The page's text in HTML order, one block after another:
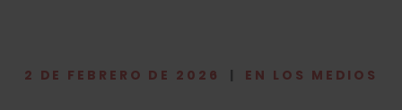
2 DE FEBRERO DE 2026 | EN LOS MEDIOS